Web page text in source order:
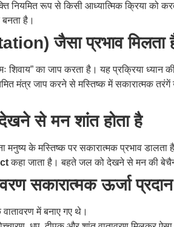
नियमित रूप से किसी आध्यात्मिक क्रिया को
है।
जैसा प्रभाव मिलता
का जाप करता है। यह प्रक्रिया ध्यान
मंत्र जाप करने से मस्तिष्क में सकारात्मक
से मन शांत होता है
मनुष्य के मस्तिष्क पर सकारात्मक प्रभाव डालता
कहा जाता है। बहते जल को देखने से मन की
सकारात्मक ऊर्जा
में बनाए गए थे।